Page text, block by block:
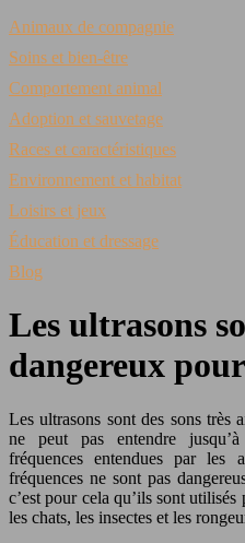
Animaux de compagnie
Soins et bien-être
Comportement animal
Adoption et sauvetage
Races et caractéristiques
Environnement et habitat
Loisirs et jeux
Éducation et dressage
Blog
Les ultrasons
dangereux
Les ultrasons sont des sons très
ne peut pas entendre
fréquences entendues par les
fréquences ne sont pas
c’est pour cela qu’ils sont
les chats, les insectes et les